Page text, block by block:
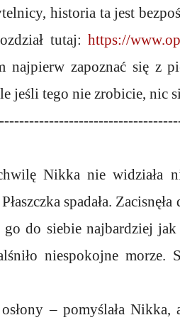
historia ta jest
tutaj: https://
najpierw zapoznać się z
jeśli tego nie zrobicie, nic
Nikka nie widziała
spadała.
go do siebie najbardziej
niespokojne morze.
– pomyślała